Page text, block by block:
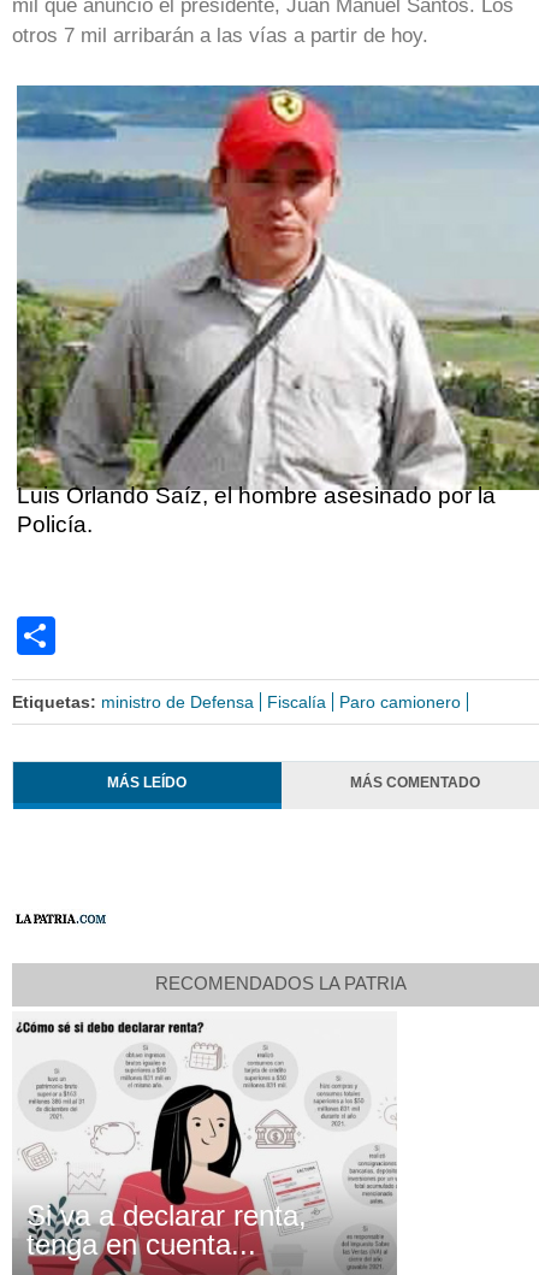
mil que anunció el presidente, Juan Manuel Santos. Los
otros 7 mil arribarán a las vías a partir de hoy.
Luis Orlando Saíz, el hombre asesinado por la
Policía.
Etiquetas: ministro de Defensa Fiscalía Paro camionero
MÁS LEÍDO MÁS COMENTADO
RECOMENDADOS LA PATRIA
Si va a declarar renta,
tenga en cuenta...